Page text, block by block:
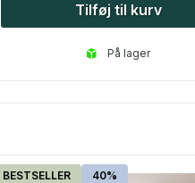
Tilføj til kurv
på lager
BESTSELLER 40%